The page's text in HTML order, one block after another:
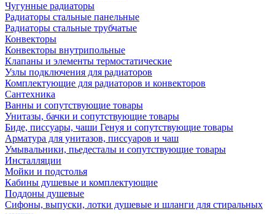
Чугунные радиаторы
Радиаторы стальные панельные
Радиаторы стальные трубчатые
Конвекторы
Конвекторы внутрипольные
Клапаны и элементы термостатические
Узлы подключения для радиаторов
Комплектующие для радиаторов и конвекторов
Сантехника
Ванны и сопутствующие товары
Унитазы, бачки и сопутствующие товары
Биде, писсуары, чаши Генуя и сопутствующие товары
Арматура для унитазов, писсуаров и чаш
Умывальники, пьедесталы и сопутствующие товары
Инсталляции
Мойки и подстолья
Кабины душевые и комплектующие
Поддоны душевые
Сифоны, выпуски, лотки душевые и шланги для стиральных